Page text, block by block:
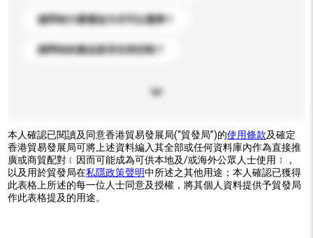
請問有什麼運送方式可以選擇？
請問你的產品是否支持定制？
本人確認已閱讀及同意香港貿易發展局(“貿發局”)的使用條款及確定
香港貿易發展局可將上述資料編入其全部或任何資料庫內作為直接推
廣或商貿配對﹝因而可能成為可供本地及/或海外公眾人士使用﹞，
以及用於貿發局在私隱政策聲明中所述之其他用途；本人確認已獲得
此表格上所述的每一位人士同意及授權，將其個人資料提供予貿發局
作此表格提及的用途。